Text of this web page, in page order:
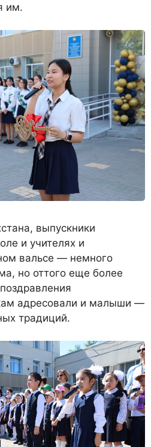
им.
выпускники
и учителях и
вальсе — немного
но оттого еще более
адресовали и малыши —
традиций.